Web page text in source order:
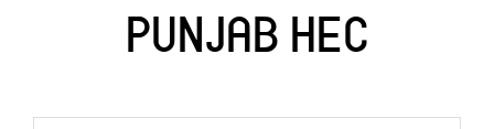
PUNJAB HEC